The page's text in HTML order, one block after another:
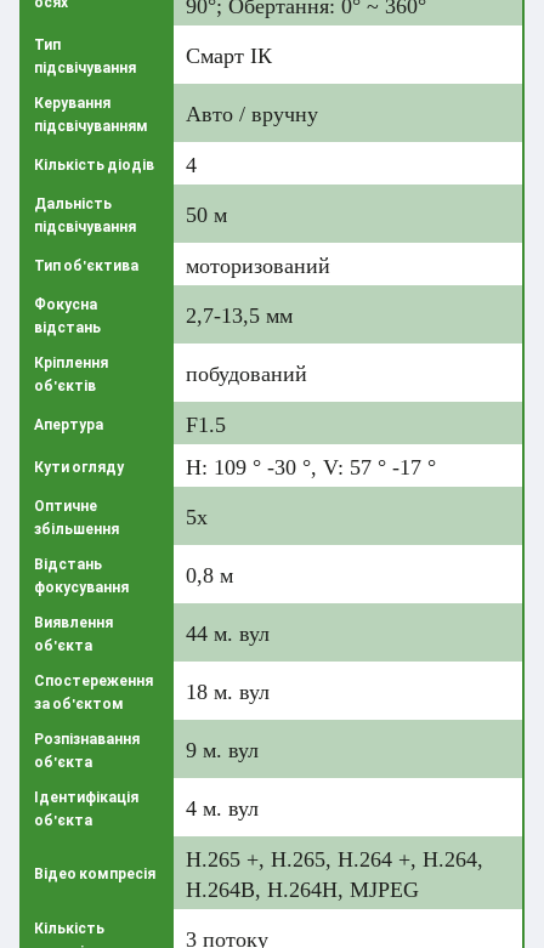
90°; Обертання: 0° ~ 360°
Тип
підсвічування
Смарт ІК
Керування
підсвічуванням
Авто / вручну
Кількість діодів 4
Дальність
підсвічування
50 м
Тип об'єктива моторизований
Фокусна
відстань
2,7-13,5 мм
Кріплення
об'єктів
побудований
Апертура F1.5
Кути огляду H: 109 ° -30 °, V: 57 ° -17 °
Оптичне
збільшення
5х
Відстань
фокусування
0,8 м
Виявлення
об'єкта
44 м. вул
Спостереження
за об'єктом
18 м. вул
Розпізнавання
об'єкта
9 м. вул
Ідентифікація
об'єкта
4 м. вул
Відео компресія
H.265 +, H.265, H.264 +, H.264,
H.264B, H.264H, MJPEG
Кількість
3 потоку